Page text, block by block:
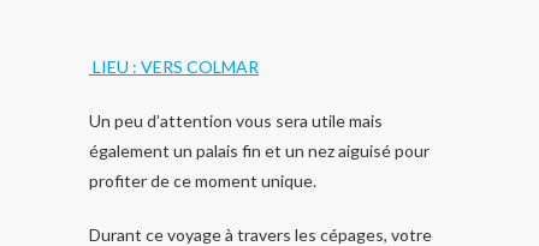
LIEU : VERS COLMAR
Un peu d’attention vous sera utile mais
également un palais fin et un nez aiguisé pour
profiter de ce moment unique.
Durant ce voyage à travers les cépages, votre